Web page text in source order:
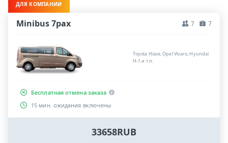
ДЛЯ КОМПАНИИ
Minibus 7pax 7 7
Toyota Hiace, Opel Vivaro, Hyundai
H-1 и т.п.
Бесплатная отмена заказа
15 мин. ожидания включены
33658RUB